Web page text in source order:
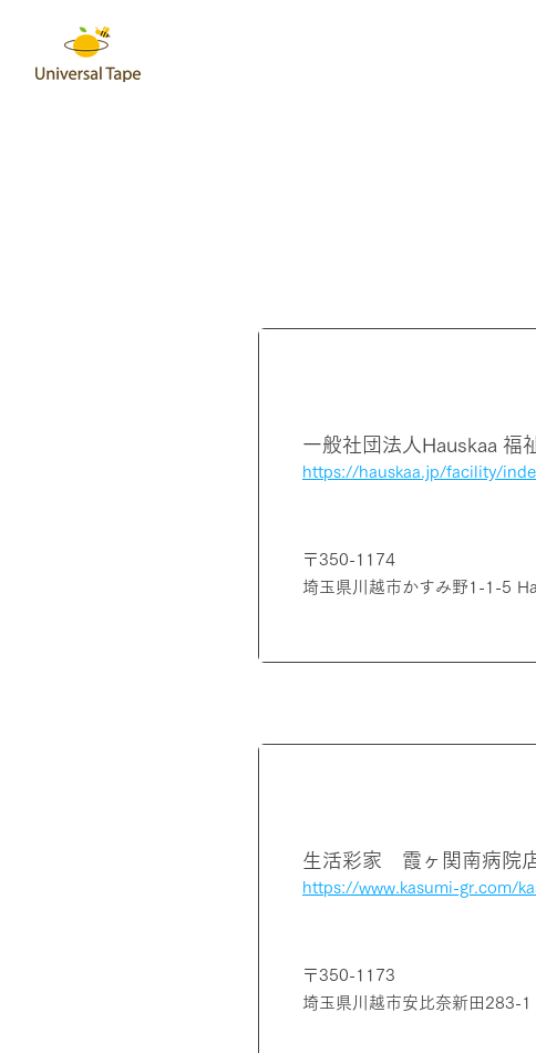
一般社団法人Hauskaa 福
https://hauskaa.jp/facility/
〒350-1174
埼玉県川越市かすみ野1-1-5
生活彩家 霞ヶ関南病院
https://www.kasumi-gr.com/
〒350-1173
埼玉県川越市安比奈新田283-1